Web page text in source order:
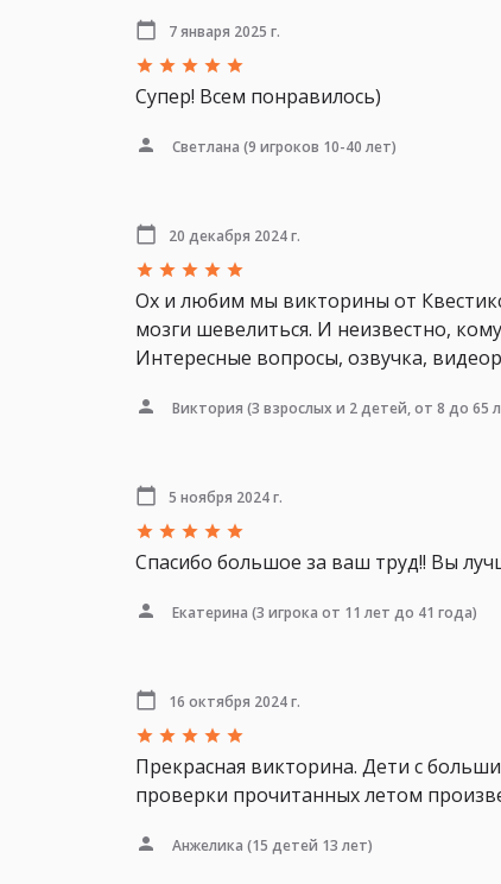
7 января 2025 г.
Супер! Всем понравилось)
Светлана (9 игроков 10-40 лет)
20 декабря 2024 г.
Ох и любим мы викторины от
мозги шевелиться. И неизвестно,
Интересные вопросы, озвучка,
Виктория (3 взрослых и 2 детей, от 8 до 65
5 ноября 2024 г.
Спасибо большое за ваш труд!! Вы
Екатерина (3 игрока от 11 лет до 41 года)
16 октября 2024 г.
Прекрасная викторина. Дети с
проверки прочитанных летом
Анжелика (15 детей 13 лет)